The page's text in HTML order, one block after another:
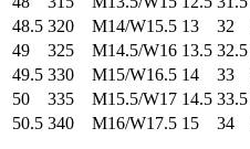
48.5 320 M14/W15.5 13 32
49
325 M14.5/W16 13.5 32.5
49.5 330 M15/W16.5 14 33
50
335 M15.5/W17 14.5 33.5
50.5 340 M16/W17.5 15 34